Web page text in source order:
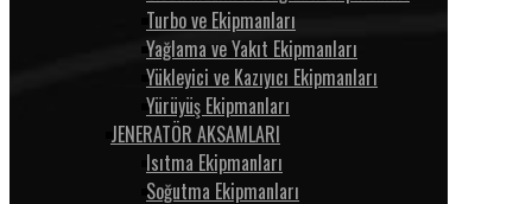
Turbo ve Ekipmanları
Yağlama ve Yakıt Ekipmanları
Yükleyici ve Kazıyıcı Ekipmanları
Yürüyüş Ekipmanları
JENERATÖR AKSAMLARI
Isıtma Ekipmanları
Soğutma Ekipmanları